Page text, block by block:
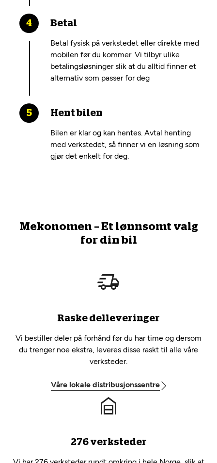
Betal
Betal fysisk på verkstedet eller direkte med
mobilen før du kommer. Vi tilbyr ulike
betalingsløsninger slik at du alltid finner et
alternativ som passer for deg
Hent bilen
Bilen er klar og kan hentes. Avtal henting
med verkstedet, så finner vi en løsning som
gjør det enkelt for deg.
Mekonomen – Et lønnsomt valg
for din bil
Raske delleveringer
Vi bestiller deler på forhånd før du har time og dersom
du trenger noe ekstra, leveres disse raskt til alle våre
verksteder.
Våre lokale distribusjonssentre
276 verksteder